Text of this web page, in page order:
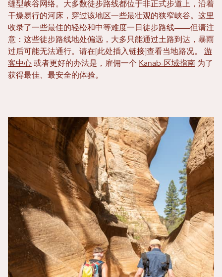
缝型峡谷网络。大多数徒步路线都位于非正式步道上，沿着
干燥易行的河床，穿过该地区一些最壮观的狭窄峡谷。这里
收录了一些最佳的轻松和中等难度一日徒步路线——但请注
意：这些徒步路线地处偏远，大多只能通过土路到达，暴雨
过后可能无法通行。请在[此处插入链接]查看当地路况。 游
客中心 或者更好的办法是，雇佣一个 Kanab-区域指南 为了
获得最佳、最安全的体验。